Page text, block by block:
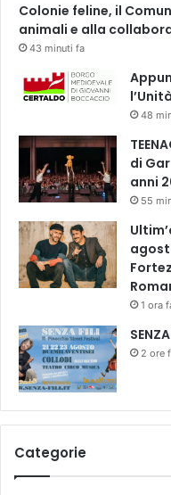
Colonie feline, il
animali e alla
43 minuti fa
48
di
anni
55
1 ora
2 ore
Categorie